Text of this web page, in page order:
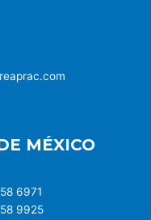
MÉXICO
6971
9925